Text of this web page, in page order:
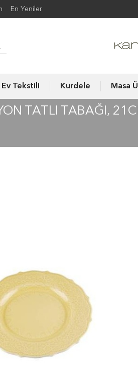
En Yeniler
Ev Tekstili Kurdele Masa
TATLI TABAĞI,